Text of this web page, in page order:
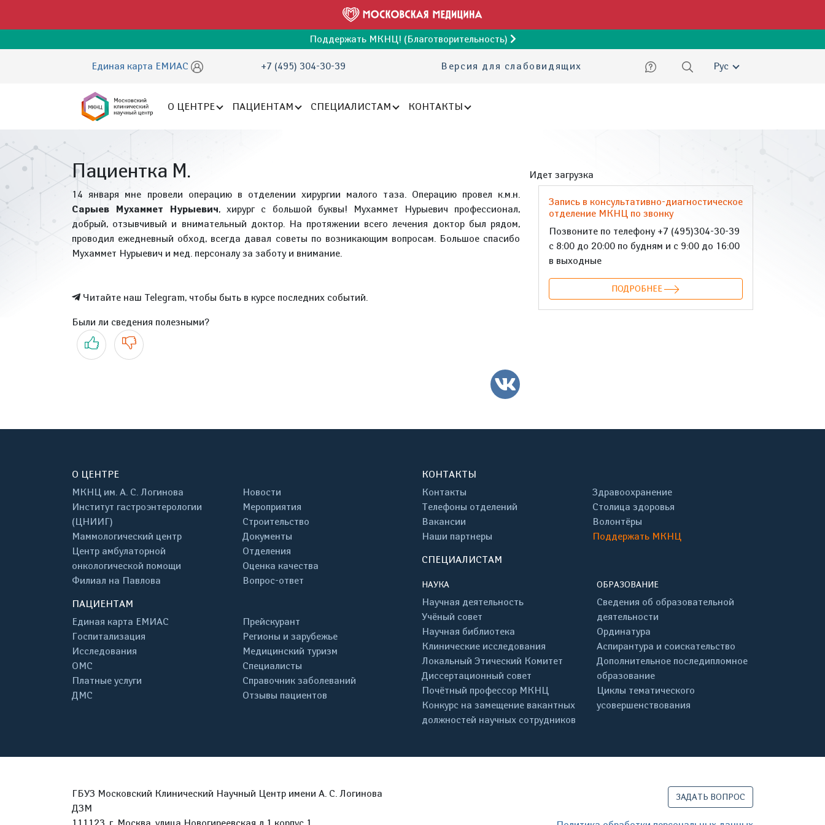
Поддержать МКНЦ! (Благотворительность)
Единая карта ЕМИАС +7 (495) 304-30-39 Версия для слабовидящих Русский
О ЦЕНТРЕ ПАЦИЕНТАМ СПЕЦИАЛИСТАМ КОНТАКТЫ
Пациентка М.
14 января мне провели операцию в отделении хирургии малого таза. Операцию провел к.м.н.
Сарыев Мухаммет Нурыевич, хирург с большой буквы! Мухаммет Нурыевич профессионал,
добрый, отзывчивый и внимательный доктор. На протяжении всего лечения доктор был рядом,
проводил ежедневный обход, всегда давал советы по возникающим вопросам. Большое спасибо
Мухаммет Нурыевич и мед. персоналу за заботу и внимание.
Читайте наш Telegram, чтобы быть в курсе последних событий.
Были ли сведения полезными?
Да Нет
ВКонтакте
Идет загрузка
Запись в консультативно-диагностическое
отделение МКНЦ по звонку
Позвоните по телефону +7 (495)304-30-39
с 8:00 до 20:00 по будням и с 9:00 до 16:00
в выходные
ПОДРОБНЕЕ
О ЦЕНТРЕ
МКНЦ им. А. С. Логинова
Институт гастроэнтерологии
(ЦНИИГ)
Маммологический центр
Центр амбулаторной
онкологической помощи
Филиал на Павлова
Новости
Мероприятия
Строительство
Документы
Отделения
Оценка качества
Вопрос-ответ
ПАЦИЕНТАМ
Единая карта ЕМИАС
Госпитализация
Исследования
ОМС
Платные услуги
ДМС
Прейскурант
Регионы и зарубежье
Медицинский туризм
Специалисты
Справочник заболеваний
Отзывы пациентов
КОНТАКТЫ
Контакты
Телефоны отделений
Вакансии
Наши партнеры
Здравоохранение
Столица здоровья
Волонтёры
Поддержать МКНЦ
СПЕЦИАЛИСТАМ
НАУКА
Научная деятельность
Учёный совет
Научная библиотека
Клинические исследования
Локальный Этический Комитет
Диссертационный совет
Почётный профессор МКНЦ
Конкурс на замещение вакантных
должностей научных сотрудников
ОБРАЗОВАНИЕ
Сведения об образовательной
деятельности
Ординатура
Аспирантура и соискательство
Дополнительное последипломное
образование
Циклы тематического
усовершенствования
ГБУЗ Московский Клинический Научный Центр имени А. С. Логинова
ДЗМ
ЗАДАТЬ ВОПРОС